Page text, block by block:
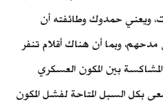
ويعني حمدوك وطائفته أن
وبما أن هناك أقلام تنفر
بين المكون العسكري
بكل السبل المتاحة لفشل المكون